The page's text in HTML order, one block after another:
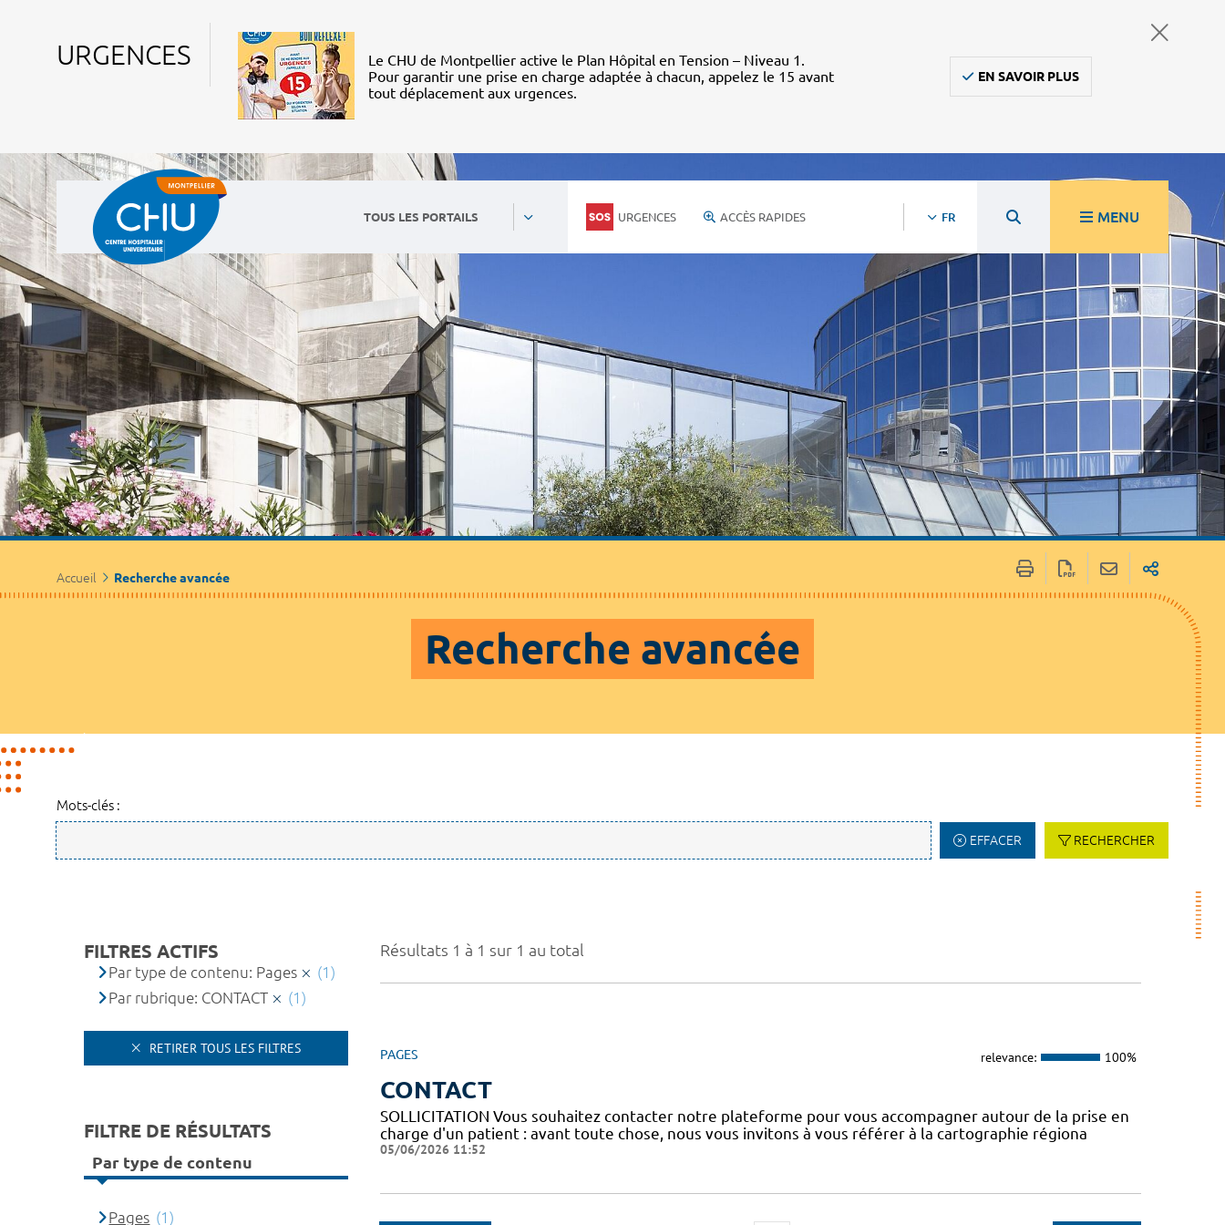
URGENCES
Le CHU de Montpellier active le Plan Hôpital en Tension – Niveau 1.
Pour garantir une prise en charge adaptée à chacun, appelez le 15 avant
tout déplacement aux urgences.
EN SAVOIR PLUS
TOUS LES PORTAILS URGENCES ACCÈS RAPIDES FR MENU
Accueil Recherche avancée
Recherche avancée
Mots-clés :
EFFACER RECHERCHER
Résultats 1 à 1 sur 1 au total
PAGES relevance: 100%
CONTACT
SOLLICITATION Vous souhaitez contacter notre plateforme pour vous accompagner autour de la prise en
charge d'un patient : avant toute chose, nous vous invitons à vous référer à la cartographie régiona
05/06/2026 11:52
FILTRES ACTIFS
Par type de contenu: Pages
(1)
Par rubrique: CONTACT
(1)
RETIRER TOUS LES FILTRES
FILTRE DE RÉSULTATS
Par type de contenu
Pages (1)